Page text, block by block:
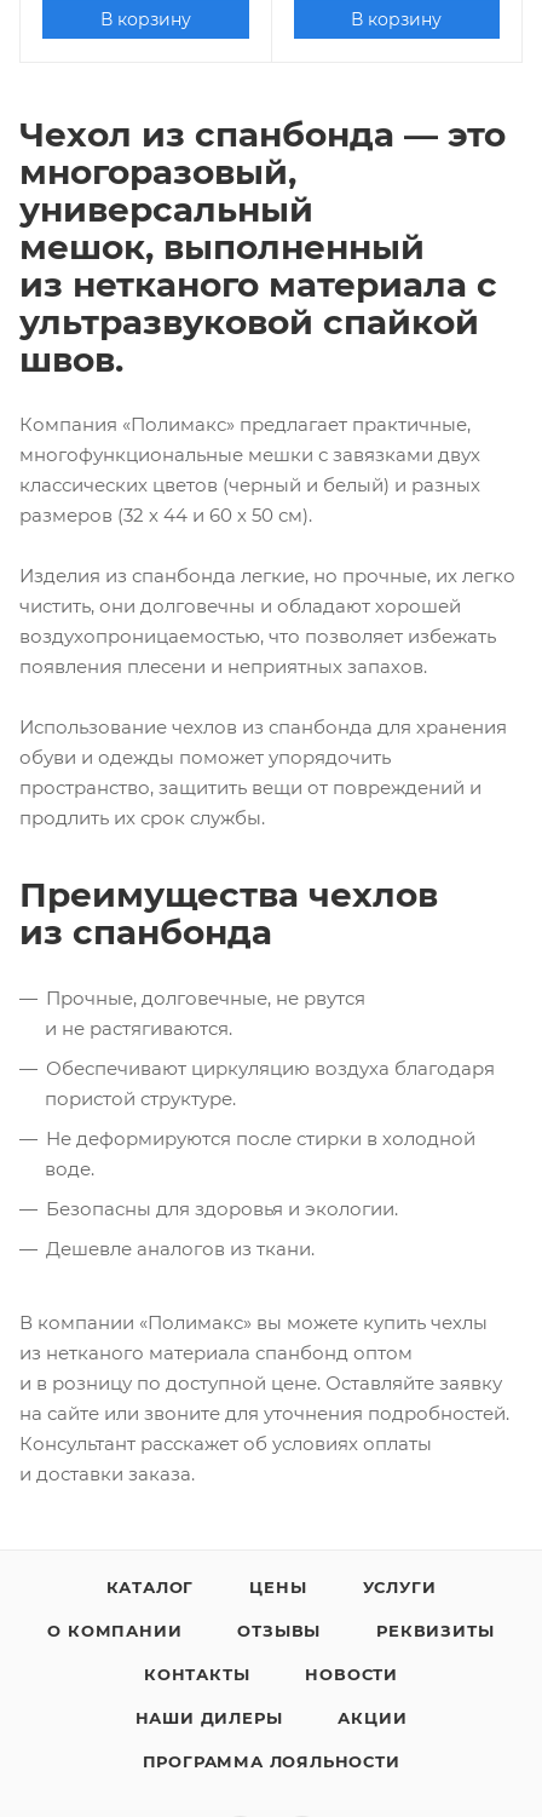
В корзину В корзину
Чехол из спанбонда — это
многоразовый,
универсальный
мешок, выполненный
из нетканого материала с
ультразвуковой спайкой
швов.
Компания «Полимакс» предлагает практичные,
многофункциональные мешки с завязками двух
классических цветов (черный и белый) и разных
размеров (32 х 44 и 60 х 50 см).
Изделия из спанбонда легкие, но прочные, их легко
чистить, они долговечны и обладают хорошей
воздухопроницаемостью, что позволяет избежать
появления плесени и неприятных запахов.
Использование чехлов из спанбонда для хранения
обуви и одежды поможет упорядочить
пространство, защитить вещи от повреждений и
продлить их срок службы.
Преимущества чехлов
из спанбонда
Прочные, долговечные, не рвутся
и не растягиваются.
Обеспечивают циркуляцию воздуха благодаря
пористой структуре.
Не деформируются после стирки в холодной
воде.
Безопасны для здоровья и экологии.
Дешевле аналогов из ткани.
В компании «Полимакс» вы можете купить чехлы
из нетканого материала спанбонд оптом
и в розницу по доступной цене. Оставляйте заявку
на сайте или звоните для уточнения подробностей.
Консультант расскажет об условиях оплаты
и доставки заказа.
КАТАЛОГ ЦЕНЫ УСЛУГИ
О КОМПАНИИ ОТЗЫВЫ РЕКВИЗИТЫ
КОНТАКТЫ НОВОСТИ
НАШИ ДИЛЕРЫ АКЦИИ
ПРОГРАММА ЛОЯЛЬНОСТИ